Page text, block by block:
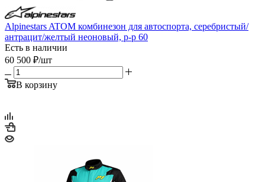
Alpinestars ATOM комбинезон для автоспорта, серебристый/
антрацит/желтый неоновый, р-р 60
Есть в наличии
60 500 ₽/шт
В корзину